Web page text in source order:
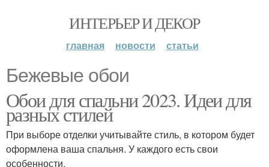
ИНТЕРЬЕР И ДЕКОР
главная новости статьи
Бежевые обои
Обои для спальни 2023. Идеи для
разных стилей
При выборе отделки учитывайте стиль, в котором будет
оформлена ваша спальня. У каждого есть свои
особенности.